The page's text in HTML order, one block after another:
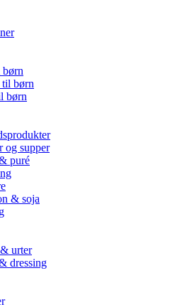
børn
børn
og supper
puré
& soja
urter
dressing